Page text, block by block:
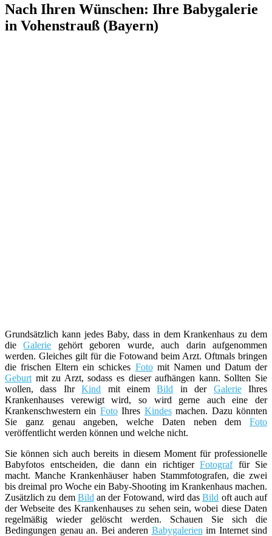
Nach Ihren Wünschen: Ihre Babygalerie
in Vohenstrauß (Bayern)
Grundsätzlich kann jedes Baby, dass in dem Krankenhaus zu dem
dieGalerie gehört geboren wurde, auch darin aufgenommen
werden. Gleiches gilt für die Fotowand beim Arzt. Oftmals bringen
die frischen Eltern ein schickes Fotomit Namen und Datum der
Geburt mit zu Arzt, sodass es dieser aufhängen kann. Sollten Sie
wollen, dass IhrKind mit einemBild in der GalerieIhres
Krankenhauses verewigt wird, so wird gerne auch eine der
Krankenschwestern ein FotoIhres Kindesmachen. Dazu könnten
Sie ganz genau angeben, welche Daten neben dem Foto
veröffentlicht werden können und welche nicht.
Sie können sich auch bereits in diesem Moment für professionelle
Babyfotos entscheiden, die dann ein richtiger Fotograffür Sie
macht. Manche Krankenhäuser haben Stammfotografen, die zwei
bis dreimal pro Woche ein Baby-Shooting im Krankenhaus machen.
Zusätzlich zu dem Bild an der Fotowand, wird dasBild oft auch auf
der Webseite des Krankenhauses zu sehen sein, wobei diese Daten
regelmäßig wieder gelöscht werden. Schauen Sie sich die
Bedingungen genau an. Bei anderen Babygalerien im Internet sind